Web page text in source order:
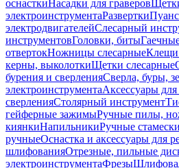
оснасткиНасадки для граверов
электроинструментаРазвертки
электродвигателейСлесарный
инструментовГоловки, биты
отвертокНожницы слесарныеКлещи
керны, выколоткиЩетки слесарные
бурения и сверленияСверла, буры,
электроинструментаАксессуары
сверленияСтолярный инструмент
гейферные зажимыРучные пилы,
киянкиНапильникиРучные стамески
ручныеОснастка и аксессуары для
шлифованияОтрезные, пильные
электроинструментаФрезы